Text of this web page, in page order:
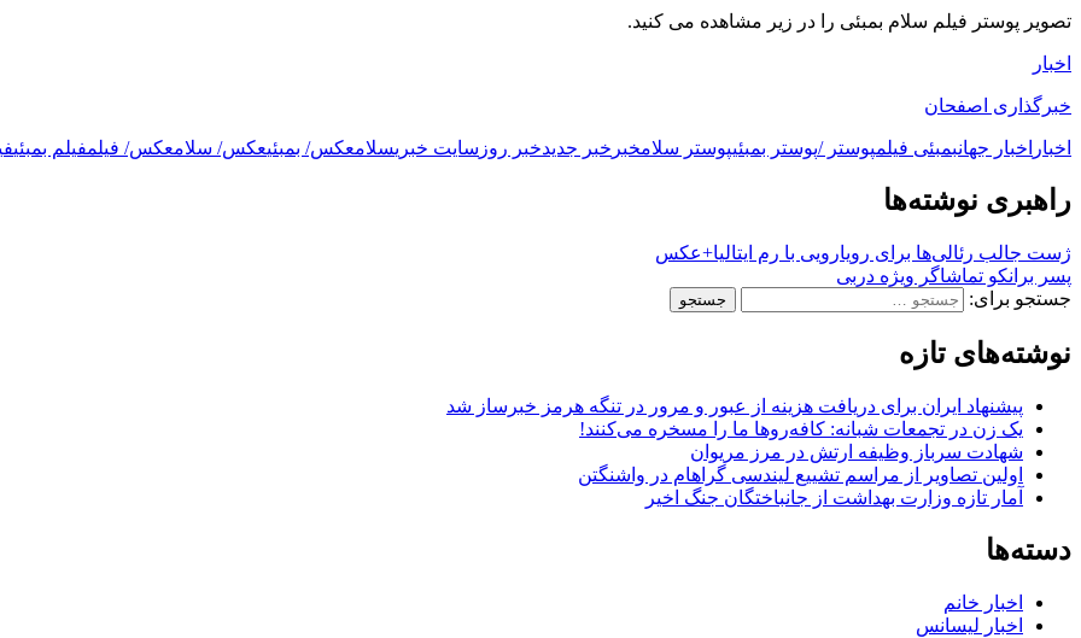
تصویر پوستر فیلم سلام بمبئی را در زیر مشاهده می کنید.
اخبار
خبرگذاری اصفحان
اخبار اخبار جهانبمبئی فیلمپوستر /پوستر بمبئیپوستر سلامخبر خبر جدیدخبر روز سایت خبریسلامعکس/ بمبئیعکس/ سلامعکس/ فیلمفیلم بمبئی
راهبری نوشته‌ها
ژست جالب رئالی‌ها برای رویارویی با رم ایتالیا+عکس
پسر برانکو تماشاگر ویژه دربی
جستجو برای:
نوشته‌های تازه
پیشنهاد ایران برای دریافت هزینه از عبور و مرور در تنگه هرمز خبرساز شد
یک زن در تجمعات شبانه: کافه‌روها ما را مسخره می‌کنند!
شهادت سرباز وظیفه ارتش در مرز مریوان
اولین تصاویر از مراسم تشییع لیندسی گراهام در واشنگتن
آمار تازه وزارت بهداشت از جانباختگان جنگ اخیر
دسته‌ها
اخبار خانم
اخبار لیسانس